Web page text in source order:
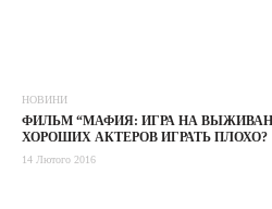
НОВИНИ
ФИЛЬМ “МАФИЯ: ИГРА НА
ХОРОШИХ АКТЕРОВ ИГРАТЬ ПЛОХО?
14 Лютого 2016